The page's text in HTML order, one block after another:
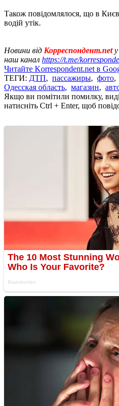
Також повідомлялося, що в
водій утік.
Новини від Корреспондент.netу
наш канал https://t.me/
Читайте Korrespondent.net в
ТЕГИ: ДТП, пассажиры, фото,
Одесская область, магазин,
Якщо ви помітили помилку,
натисніть Ctrl + Enter, щоб